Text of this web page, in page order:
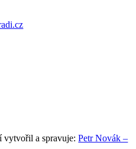
vytvořil a spravuje:Petr Novák –